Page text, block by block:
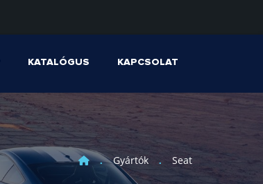
KATALÓGUS KAPCSOLAT
Gyártók Seat